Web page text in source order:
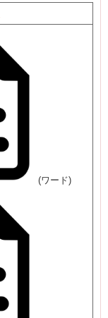
(ワード)